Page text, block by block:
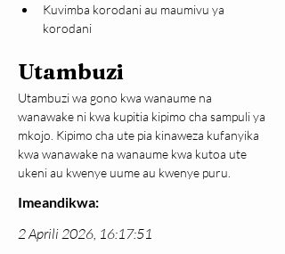
Kuvimba korodani au maumivu ya
korodani
Utambuzi
Utambuzi wa gono kwa wanaume na
wanawake ni kwa kupitia kipimo cha sampuli ya
mkojo. Kipimo cha ute pia kinaweza kufanyika
kwa wanawake na wanaume kwa kutoa ute
ukeni au kwenye uume au kwenye puru.
Imeandikwa:
2 Aprili 2026, 16:17:51